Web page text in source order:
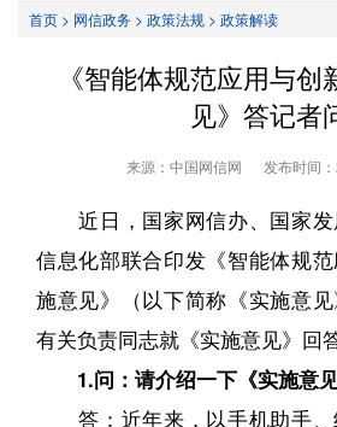
首页> 网信政务> 政策法规> 政策解读
《智能体规范应用与
见》答记者
来源：中国网信网 发布时间：
近日，国家网信办、国家发
信息化部联合印发《智能体规
施意见》（以下简称《实施意
有关负责同志就《实施意见》回
1.问：请介绍一下《实施意
答：近年来，以手机助手、